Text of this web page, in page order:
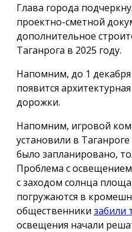
Глава города
проектно-сметной
дополнительное
Таганрога в 2025 году.
Напомним, до 1
появится
дорожки.
Напомним, игровой
установили в
было запланировано,
Проблема с
с заходом солнца
погружаются в
общественники забили
освещения начали